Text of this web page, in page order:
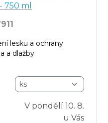
750 ml
lesku a ochrany
a dlažby
V pondělí 10. 8.
u Vás